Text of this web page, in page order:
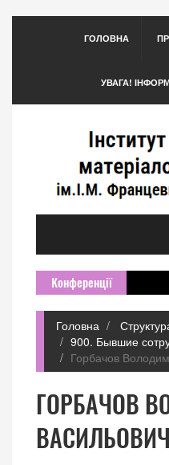
ГОЛОВНА
УВАГА!
Конференції
Головна
900. Бывшие
Горбачов
ГОРБАЧОВ
ВАСИЛЬОВИЧ